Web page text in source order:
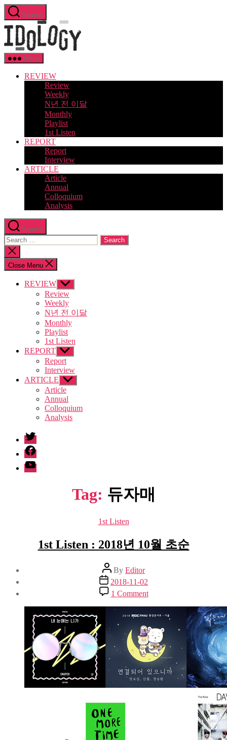
Skip
to
the
content
Search
Menu
REVIEW
Review
Weekly
N년 전 이달
Monthly
Playlist
1st Listen
REPORT
Report
Interview
ARTICLE
Article
Annual
Colloquium
Analysis
Search
Search
for:
Close
search
Close Menu
REVIEW Show
sub
menu
Review
Weekly
N년 전 이달
Monthly
Playlist
1st Listen
REPORT Show
sub
menu
Report
Interview
ARTICLE Show
sub
menu
Article
Annual
Colloquium
Analysis
twitter
facebook
Youtube
Tag: 듀자매
Categories
1st Listen
1st Listen : 2018년 10월 초순
Post
author
By Editor
Post
date
2018-11-02
1 Commenton
1st
Listen
:
2018
년
10
월
초
순